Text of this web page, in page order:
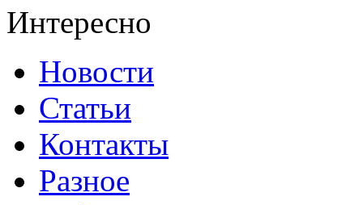
Интересно
Новости
Статьи
Контакты
Разное